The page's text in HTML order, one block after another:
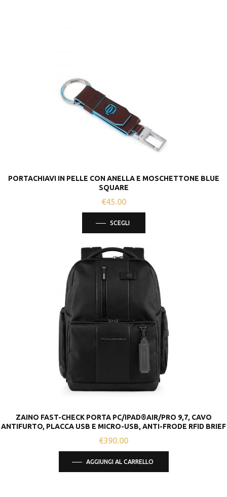
prodotto
PORTACHIAVI IN PELLE CON ANELLA E MOSCHETTONE BLUE
SQUARE
€45.00
SCEGLI
varianti.
opzioni
possono
essere
scelte
nella
pagina
del
prodotto
ZAINO FAST-CHECK PORTA PC/IPAD®AIR/PRO 9,7, CAVO
ANTIFURTO, PLACCA USB E MICRO-USB, ANTI-FRODE RFID BRIEF
€390.00
AGGIUNGI AL CARRELLO